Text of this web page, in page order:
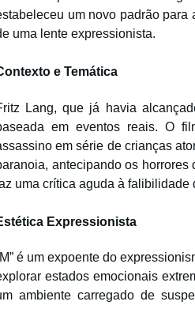
um novo padrão
uma lente expressionista.
e Temática
Lang, que já havia
em eventos reais. O
em série de crianças
antecipando os
uma crítica aguda à
Expressionista
é um expoente do
estados emocionais
ambiente carregado de